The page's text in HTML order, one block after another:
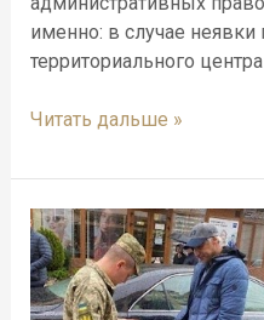
именно: в случае
территориального центра
Читать дальше »
Порядок
вручения
повесток